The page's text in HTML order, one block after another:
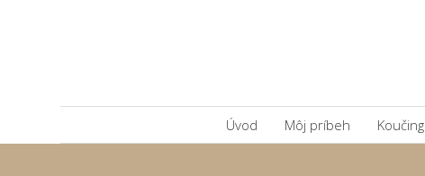
Úvod Môj príbeh Koučing